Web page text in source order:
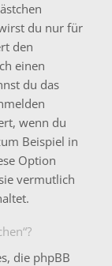
du nur für
den
einen
du das
wenn du
Beispiel in
Option
vermutlich
die phpBB